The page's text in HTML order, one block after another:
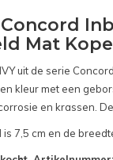
Mat
uit de serie
kleur met een
en krassen.
7,5 cm en de